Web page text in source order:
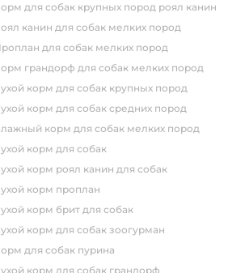
корм для собак крупных пород роял канин
роял канин для собак мелких пород
проплан для собак мелких пород
корм грандорф для собак мелких пород
сухой корм для собак крупных пород
сухой корм для собак средних пород
влажный корм для собак мелких пород
сухой корм для собак
сухой корм роял канин для собак
сухой корм проплан
сухой корм брит для собак
сухой корм для собак зоогурман
корм для собак пурина
сухой корм для собак грандорф